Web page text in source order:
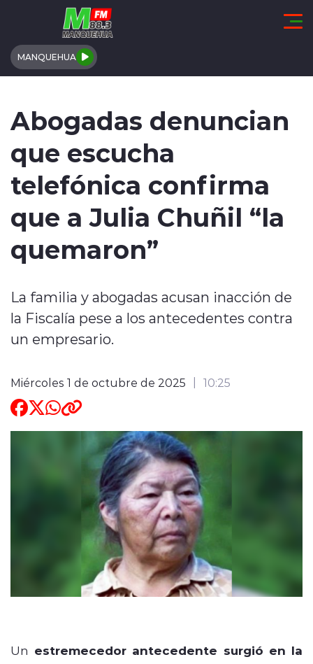
Click acá para ir directamente al contenido
MANQUEHUA
COMUNALES
REGIONALES
ACTUALIDAD
INTERNACIONAL
ENTREVISTAS
modo claro
Abogadas denuncian
que escucha
telefónica confirma
que a Julia Chuñil “la
quemaron”
La familia y abogadas acusan inacción de
la Fiscalía pese a los antecedentes contra
un empresario.
Miércoles 1 de octubre de 2025 10:25
Un estremecedor antecedente surgió en la